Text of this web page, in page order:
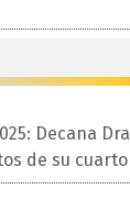
Decana
de su